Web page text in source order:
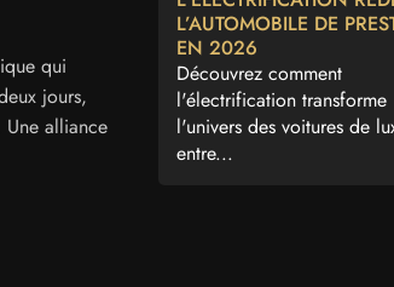
qui
jours,
Une alliance
L’AUTOMOBILE DE
EN 2026
Découvrez comment
l'électrification transforme
l'univers des voitures de
entre...